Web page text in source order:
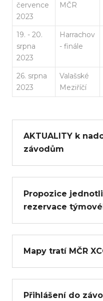
července
2023
MČR
19. - 20.
srpna
2023
Harrachov
- finále
26. srpna
2023
Valašské
Meziříčí
AKTUALITY k
závodům
Propozice
rezervace
Mapy tratí MČR
Přihlášení do